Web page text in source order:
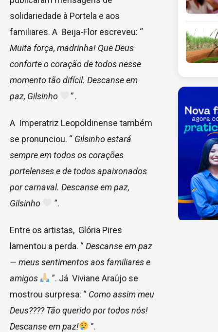
solidariedade à Portela e aos
familiares. A Beija-Flor escreveu: “
Muita força, madrinha! Que Deus
conforte o coração de todos nesse
momento tão difícil. Descanse em
paz, Gilsinho
”.
A Imperatriz Leopoldinense também
se pronunciou. “ Gilsinho estará
sempre em todos os corações
portelenses e de todos apaixonados
por carnaval. Descanse em paz,
Gilsinho
”.
Entre os artistas, Glória Pires
lamentou a perda. “Descanse em paz
— meus sentimentos aos familiares e
amigos
”. Já Viviane Araújo se
mostrou surpresa: “ Como assim meu
Deus???? Tão querido por todos nós!
Descanse em paz!
”.